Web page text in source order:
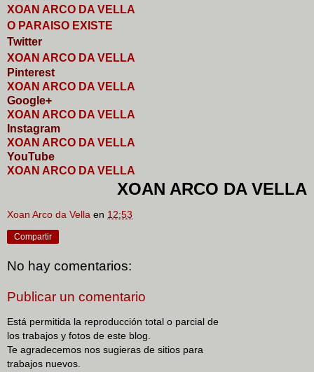
XOAN ARCO DA VELLA
O PARAISO EXISTE
Twitter
XOAN ARCO DA VELLA
Pinterest
XOAN ARCO DA VELLA
Google+
XOAN ARCO DA VELLA
nstagram
XOAN ARCO DA VELLA
YouTube
XOAN ARCO DA VELLA
XOAN ARCO DA VELLA
Xoan Arco da Vella en 12:53
Compartir
No hay comentarios:
Publicar un comentario
Está permitida la reproducción total o parcial de
los trabajos y fotos de este blog.
Te agradecemos nos sugieras de sitios para
trabajos nuevos.